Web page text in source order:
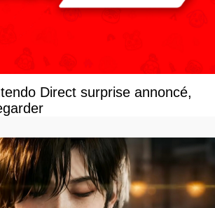
Direct surprise annoncé,